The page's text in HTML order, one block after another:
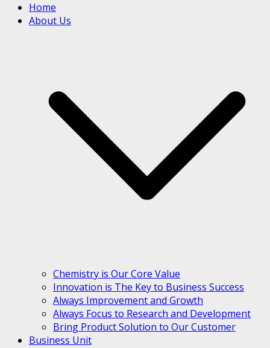
Home
About Us
Chemistry is Our Core Value
Innovation is The Key to Business Success
Always Improvement and Growth
Always Focus to Research and Development
Bring Product Solution to Our Customer
Business Unit